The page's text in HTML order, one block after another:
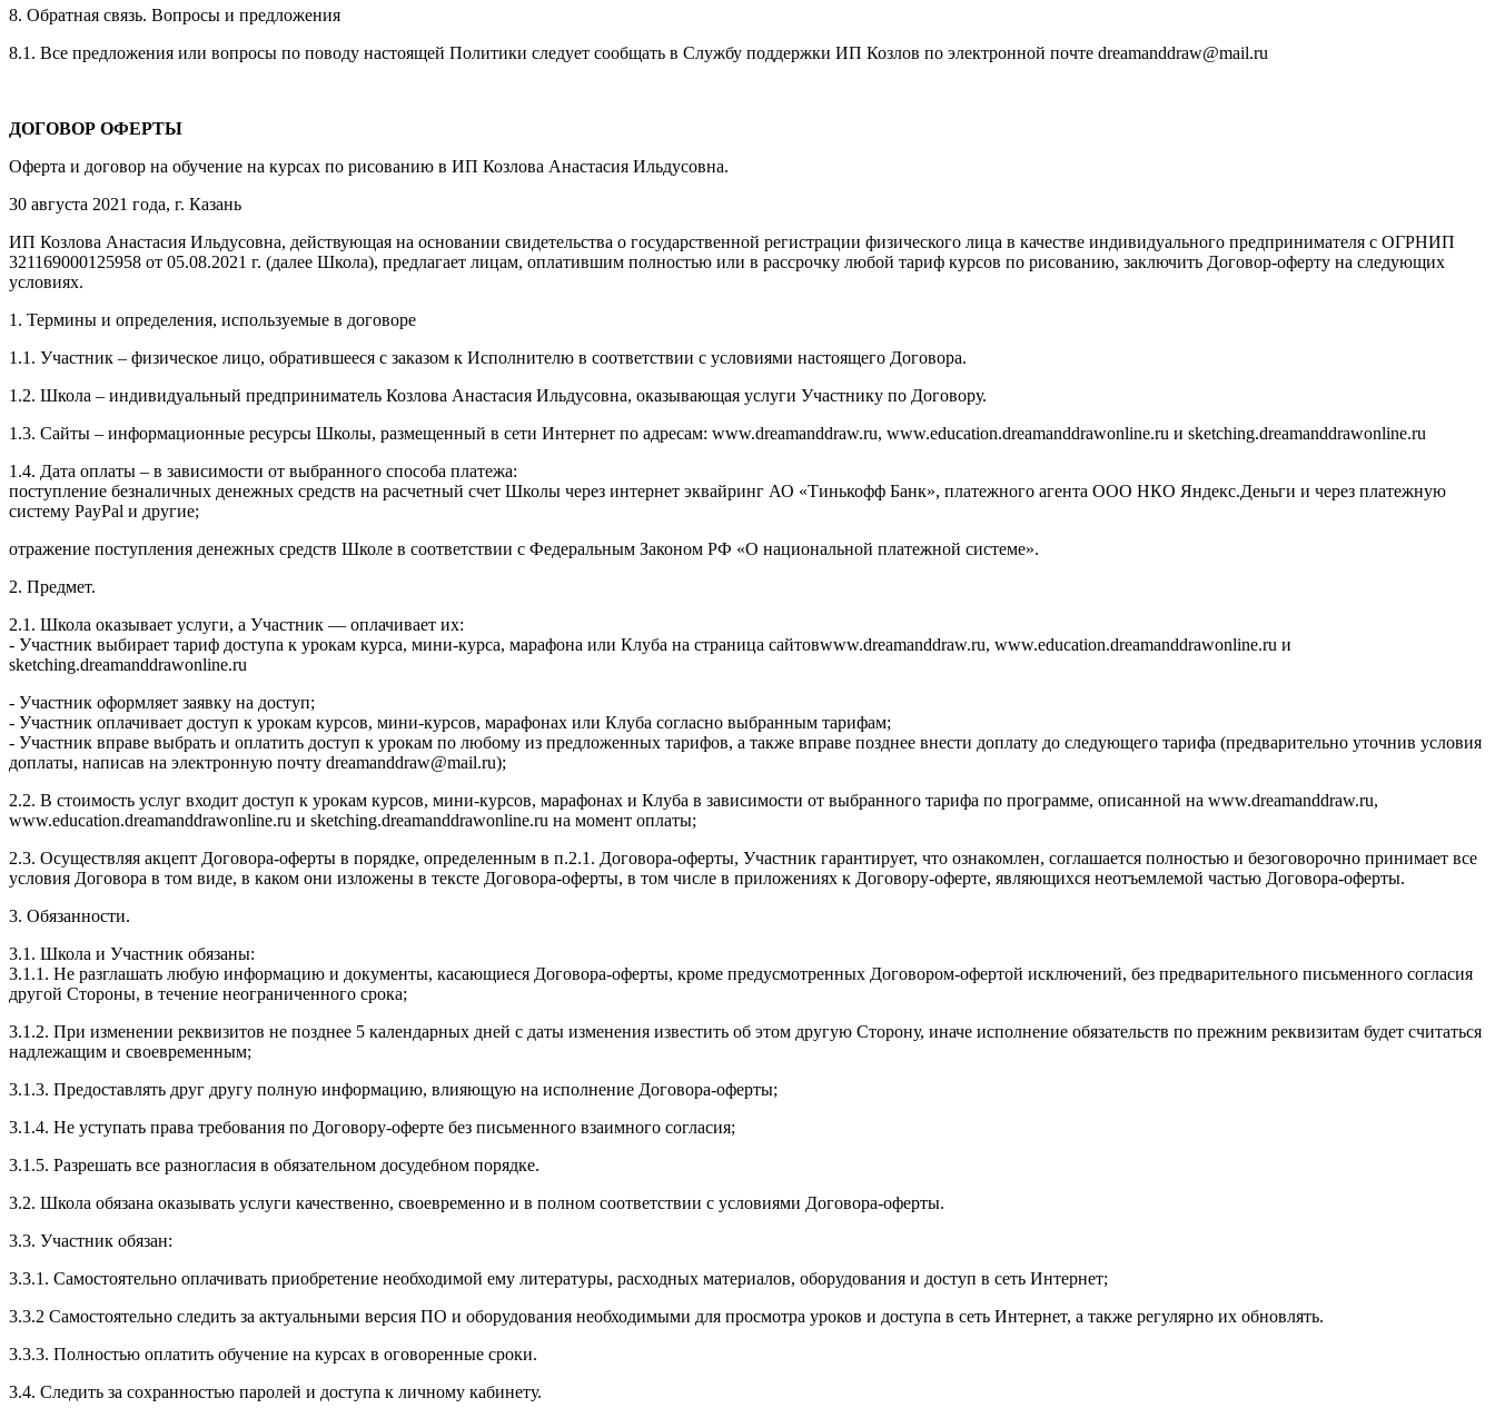
8. Обратная связь. Вопросы и предложения
8.1. Все предложения или вопросы по поводу настоящей Политики следует сообщать в Службу поддержки ИП Козлов по электронной почте dreamanddraw@mail.ru
ДОГОВОР ОФЕРТЫ
Оферта и договор на обучение на курсах по рисованию в ИП Козлова Анастасия Ильдусовна.
30 августа 2021 года, г. Казань
ИП Козлова Анастасия Ильдусовна, действующая на основании свидетельства о государственной регистрации физического лица в качестве индивидуального предпринимателя с ОГРНИП
321169000125958 от 05.08.2021 г. (далее Школа), предлагает лицам, оплатившим полностью или в рассрочку любой тариф курсов по рисованию, заключить Договор-оферту на следующих
условиях.
1. Термины и определения, используемые в договоре
1.1. Участник – физическое лицо, обратившееся с заказом к Исполнителю в соответствии с условиями настоящего Договора.
1.2. Школа – индивидуальный предприниматель Козлова Анастасия Ильдусовна, оказывающая услуги Участнику по Договору.
1.3. Сайты – информационные ресурсы Школы, размещенный в сети Интернет по адресам: www.dreamanddraw.ru, www.education.dreamanddrawonline.ru и sketching.dreamanddrawonline.ru
1.4. Дата оплаты – в зависимости от выбранного способа платежа:
поступление безналичных денежных средств на расчетный счет Школы через интернет эквайринг АО «Тинькофф Банк», платежного агента ООО НКО Яндекс.Деньги и через платежную
систему PayPal и другие;
отражение поступления денежных средств Школе в соответствии с Федеральным Законом РФ «О национальной платежной системе».
2. Предмет.
2.1. Школа оказывает услуги, а Участник — оплачивает их:
- Участник выбирает тариф доступа к урокам курса, мини-курса, марафона или Клуба на страница сайтовwww.dreamanddraw.ru, www.education.dreamanddrawonline.ru и
sketching.dreamanddrawonline.ru
- Участник оформляет заявку на доступ;
- Участник оплачивает доступ к урокам курсов, мини-курсов, марафонах или Клуба согласно выбранным тарифам;
- Участник вправе выбрать и оплатить доступ к урокам по любому из предложенных тарифов, а также вправе позднее внести доплату до следующего тарифа (предварительно уточнив условия
доплаты, написав на электронную почту dreamanddraw@mail.ru);
2.2. В стоимость услуг входит доступ к урокам курсов, мини-курсов, марафонах и Клуба в зависимости от выбранного тарифа по программе, описанной на www.dreamanddraw.ru,
www.education.dreamanddrawonline.ru и sketching.dreamanddrawonline.ru на момент оплаты;
2.3. Осуществляя акцепт Договора-оферты в порядке, определенным в п.2.1. Договора-оферты, Участник гарантирует, что ознакомлен, соглашается полностью и безоговорочно принимает все
условия Договора в том виде, в каком они изложены в тексте Договора-оферты, в том числе в приложениях к Договору-оферте, являющихся неотъемлемой частью Договора-оферты.
3. Обязанности.
3.1. Школа и Участник обязаны:
3.1.1. Не разглашать любую информацию и документы, касающиеся Договора-оферты, кроме предусмотренных Договором-офертой исключений, без предварительного письменного согласия
другой Стороны, в течение неограниченного срока;
3.1.2. При изменении реквизитов не позднее 5 календарных дней с даты изменения известить об этом другую Сторону, иначе исполнение обязательств по прежним реквизитам будет считаться
надлежащим и своевременным;
3.1.3. Предоставлять друг другу полную информацию, влияющую на исполнение Договора-оферты;
3.1.4. Не уступать права требования по Договору-оферте без письменного взаимного согласия;
3.1.5. Разрешать все разногласия в обязательном досудебном порядке.
3.2. Школа обязана оказывать услуги качественно, своевременно и в полном соответствии с условиями Договора-оферты.
3.3. Участник обязан:
3.3.1. Cамостоятельно оплачивать приобретение необходимой ему литературы, расходных материалов, оборудования и доступ в сеть Интернет;
3.3.2 Самостоятельно следить за актуальными версия ПО и оборудования необходимыми для просмотра уроков и доступа в сеть Интернет, а также регулярно их обновлять.
3.3.3. Полностью оплатить обучение на курсах в оговоренные сроки.
3.4. Следить за сохранностью паролей и доступа к личному кабинету.